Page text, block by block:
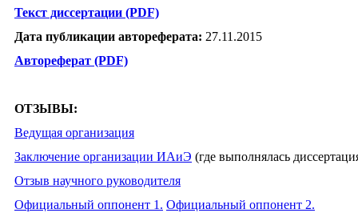
Текст диссертации (PDF)
Дата публикации автореферата: 27.11.2015
Автореферат (PDF)
ОТЗЫВЫ:
Ведущая организация
Заключение организации ИАиЭ (где выполнялась
Отзыв научного руководителя
Официальный оппонент 1. Официальный оппонент 2.